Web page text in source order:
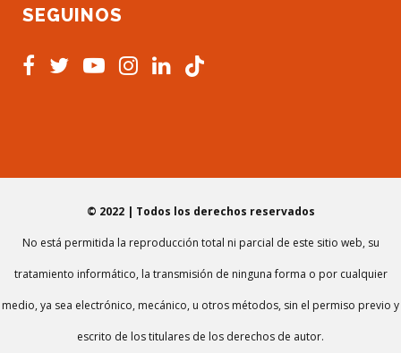
SEGUINOS
© 2022 | Todos los derechos reservados
No está permitida la reproducción total ni parcial de este sitio web, su
tratamiento informático, la transmisión de ninguna forma o por cualquier
medio, ya sea electrónico, mecánico, u otros métodos, sin el permiso previo y
escrito de los titulares de los derechos de autor.